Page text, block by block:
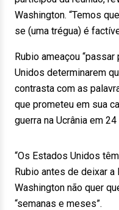
Washington. “Temos
se (uma trégua) é
Rubio ameaçou
Unidos determinarem
contrasta com as
que prometeu em sua
guerra na Ucrânia em 24
“Os Estados Unidos
Rubio antes de deixar a
Washington não quer
“semanas e meses”.